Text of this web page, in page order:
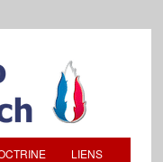
LIENS